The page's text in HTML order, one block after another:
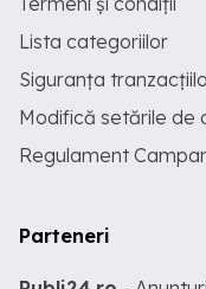
Lista categoriilor
Siguranța
Modifică setările de
Regulament
Parteneri